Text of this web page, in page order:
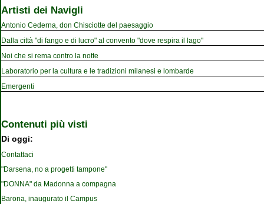
Artisti dei Navigli
Antonio Cederna, don Chisciotte del paesaggio
Dalla città "di fango e di lucro" al convento "dove respira il lago"
Noi che si rema contro la notte
Laboratorio per la cultura e le tradizioni milanesi e lombarde
Emergenti
Contenuti più visti
Di oggi:
Contattaci
"Darsena, no a progetti tampone"
"DONNA" da Madonna a compagna
Barona, inaugurato il Campus